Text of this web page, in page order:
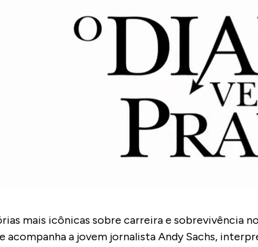
mais icônicas sobre carreira e sobrevivência
acompanha a jovem jornalista Andy Sachs,